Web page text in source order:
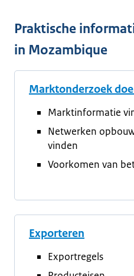
Praktische
in Mozambique
Marktonderzoek
Marktinformatie
Netwerken
vinden
Voorkomen van
Exporteren
Exportregels